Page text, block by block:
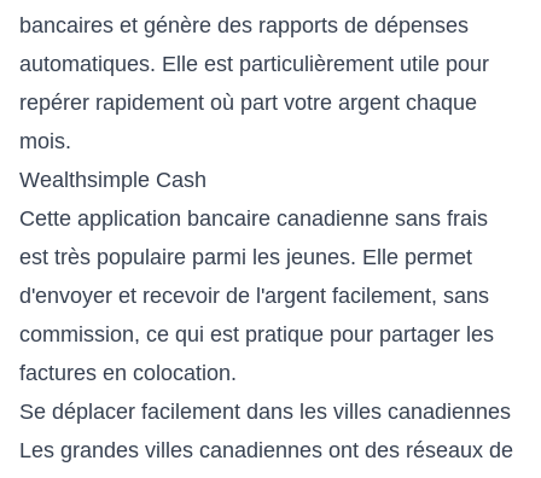
bancaires et génère des rapports de dépenses
automatiques. Elle est particulièrement utile pour
repérer rapidement où part votre argent chaque
mois.
Wealthsimple Cash
Cette application bancaire canadienne sans frais
est très populaire parmi les jeunes. Elle permet
d'envoyer et recevoir de l'argent facilement, sans
commission, ce qui est pratique pour partager les
factures en colocation.
Se déplacer facilement dans les villes canadiennes
Les grandes villes canadiennes ont des réseaux de